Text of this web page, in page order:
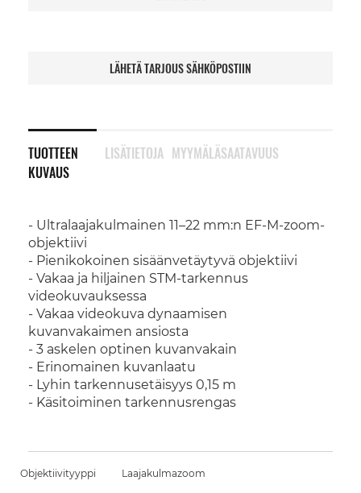
LÄHETÄ TARJOUS SÄHKÖPOSTIIN
TUOTTEEN
KUVAUS
- Ultralaajakulmainen 11–22 mm:n EF-M-zoom-
objektiivi
- Pienikokoinen sisäänvetäytyvä objektiivi
- Vakaa ja hiljainen STM-tarkennus
videokuvauksessa
- Vakaa videokuva dynaamisen
kuvanvakaimen ansiosta
- 3 askelen optinen kuvanvakain
- Erinomainen kuvanlaatu
- Lyhin tarkennusetäisyys 0,15 m
- Käsitoiminen tarkennusrengas
LISÄTIETOJA MYYMÄLÄSAATAVUUS
Objektiivityyppi Laajakulmazoom